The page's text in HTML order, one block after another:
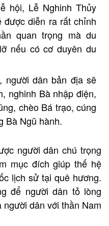
hội, Lễ Nghinh Thủy
được diễn ra rất chỉnh
quan trọng mà du
nếu có cơ duyên du
người dân bản địa sẽ
nghinh Bà nhập điện,
chèo Bá trạo, cúng
Bà Ngũ hành.
người dân chú trọng
mục đích giúp thế hệ
lịch sử tại quê hương.
để người dân tỏ lòng
dân với thần Nam